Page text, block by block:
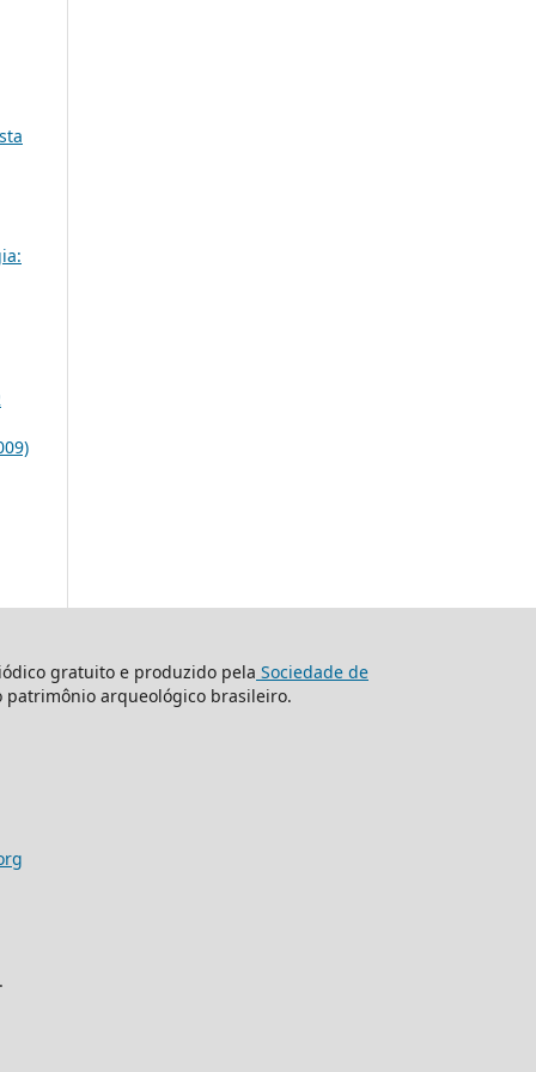
gratuito e produzido pela Sociedade de
patrimônio arqueológico brasileiro.
.